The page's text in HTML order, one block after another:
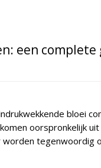
een complete
bloei
oorspronkelijk
tegenwoordig